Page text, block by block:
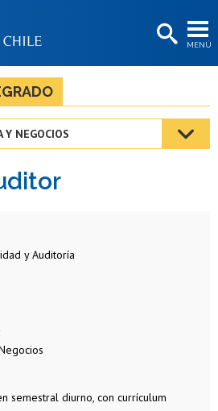
MENÚ
BIBLIOTECAS
UNIVERSIDAD
Estudiantes
os
Egresadas/os
Y NEGOCIOS
y Auditoría
semestral diurno, con currículum